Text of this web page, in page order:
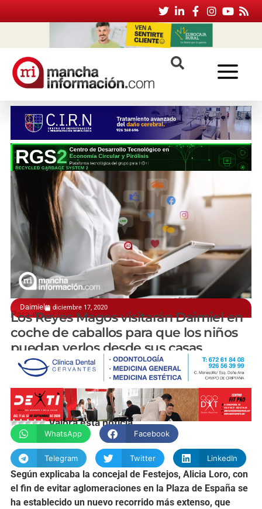
Daimiel diciembre 17, 2020
Para evitar aglomeraciones en la Plaza
Los Reyes Magos visitarán Daimiel en
coche de caballos para que los niños
puedan verlos desde sus casas
manchainformacion.com
Valora esta noticia
WhatsApp Facebook
Telegram Twitter LinkedIn
Según explicaba la concejal de Festejos, Alicia Loro, con
el fin de evitar aglomeraciones en la Plaza de España se
ha establecido un nuevo recorrido más extenso, que